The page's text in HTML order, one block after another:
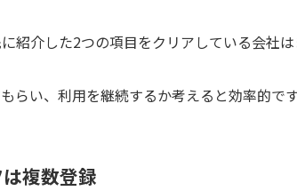
紹介した2つの項目をクリアしている会社
らい、利用を継続するか考える と効率的で
複数登録